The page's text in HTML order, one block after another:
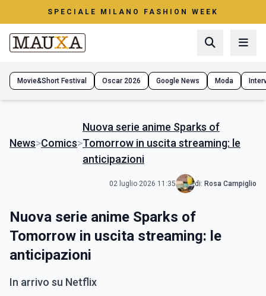
SPECIALE MILANO FASHION WEEK
Movie&Short Festival Oscar 2026 Google News Moda
News>Comics>
Nuova serie anime Sparks of
Tomorrow in uscita streaming: le
anticipazioni
02 luglio 2026 11:35 di: Rosa Campiglio
Nuova serie anime Sparks of
Tomorrow in uscita streaming: le
anticipazioni
In arrivo su Netflix